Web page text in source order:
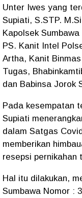
Unter Iwes yang
Supiati, S.STP.
Kapolsek
PS. Kanit Intel
Artha, Kanit
Tugas,
dan Babinsa Jorok
Pada kesempatan
Supiati
dalam Satgas
memberikan
resepsi pernikahan
Hal itu dilakukan,
Sumbawa Nomor :